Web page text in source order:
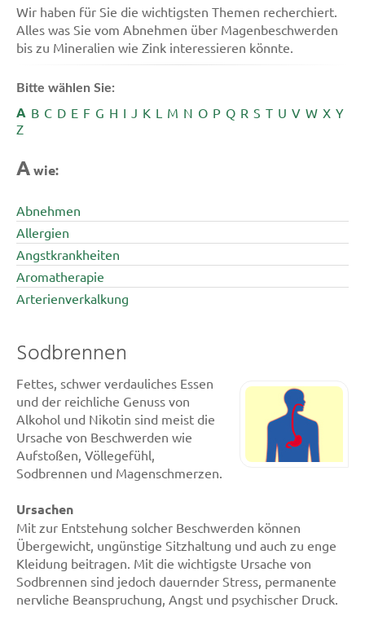
Wir haben für Sie die wichtigsten Themen recherchiert.
Alles was Sie vom Abnehmen über Magenbeschwerden
bis zu Mineralien wie Zink interessieren könnte.
Bitte wählen Sie:
A B C D E F G H I J K L M N O P Q R S T U V W X Y
Z
Awie:
Abnehmen
Allergien
Angstkrankheiten
Aromatherapie
Arterienverkalkung
Sodbrennen
Fettes, schwer verdauliches Essen
und der reichliche Genuss von
Alkohol und Nikotin sind meist die
Ursache von Beschwerden wie
Aufstoßen, Völlegefühl,
Sodbrennen und Magenschmerzen.
Ursachen
Mit zur Entstehung solcher Beschwerden können
Übergewicht, ungünstige Sitzhaltung und auch zu enge
Kleidung beitragen. Mit die wichtigste Ursache von
Sodbrennen sind jedoch dauernder Stress, permanente
nervliche Beanspruchung, Angst und psychischer Druck.